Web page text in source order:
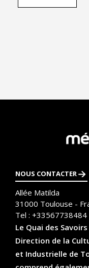
NOUS CONTACTER
Allée Matilda
31000 Toulouse -
Tel : +33567738484
Le Quai des
Direction de la
et Industrielle de